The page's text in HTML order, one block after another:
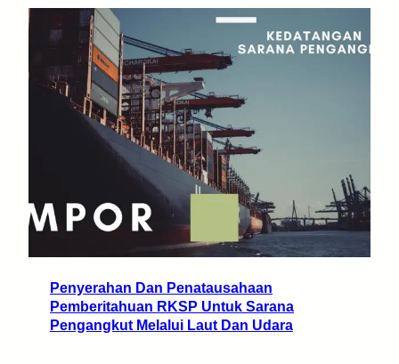
Penyerahan Dan Penatausahaan
Pemberitahuan RKSP Untuk Sarana
Pengangkut Melalui Laut Dan Udara